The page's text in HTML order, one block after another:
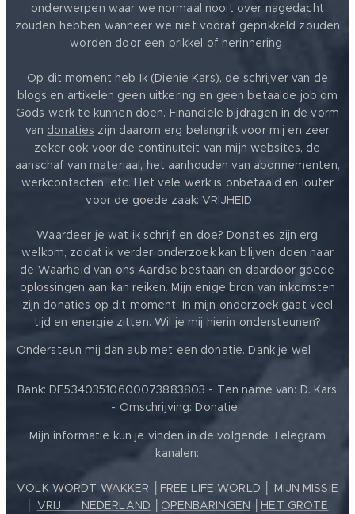
onderwerpen waar we normaal nooit over nagedacht
zouden hebben wanneer we niet vooraf geprikkeld zouden
worden door een prikkel of herinnering.
Op dit moment heb Ik (Dienie Kars), de schrijver van de
blogs en artikelen geen uitkering en geen betaalde job om
Gods werk te kunnen doen. Financiële bijdragen in de vorm
van donaties zijn daarom erg belangrijk voor mij en zeer
zeker ook voor de continuïteit van mijn websites, de
aanschaf van materiaal, het aanhouden van abonnementen,
werkcontacten, etc. Het vele werk is onbetaald en louter
voor de goede zaak: VRIJHEID ❤️
Waardeer je wat ik schrijf en doe? Donaties zijn erg
welkom, zodat ik verder onderzoek kan blijven doen naar
de Waarheid van ons Aardse bestaan en daardoor goede
oplossingen aan kan reiken. Mijn enige bron van inkomsten
zijn donaties op dit moment. In mijn onderzoek gaat veel
tijd en energie zitten. Wil je mij hierin ondersteunen?
Ondersteun mij dan aub met een donatie. Dank je wel
Bank: DE53403510600073883803 - Ten name van: D. Kars
- Omschrijving: Donatie.
Mijn informatie kun je vinden in de volgende Telegram
kanalen:
VOLK WORDT WAKKER FREE LIFE WORLD
MIJN MISSIE
VRIJ ❤️ NEDERLAND OPENBARINGEN
HET GROTE